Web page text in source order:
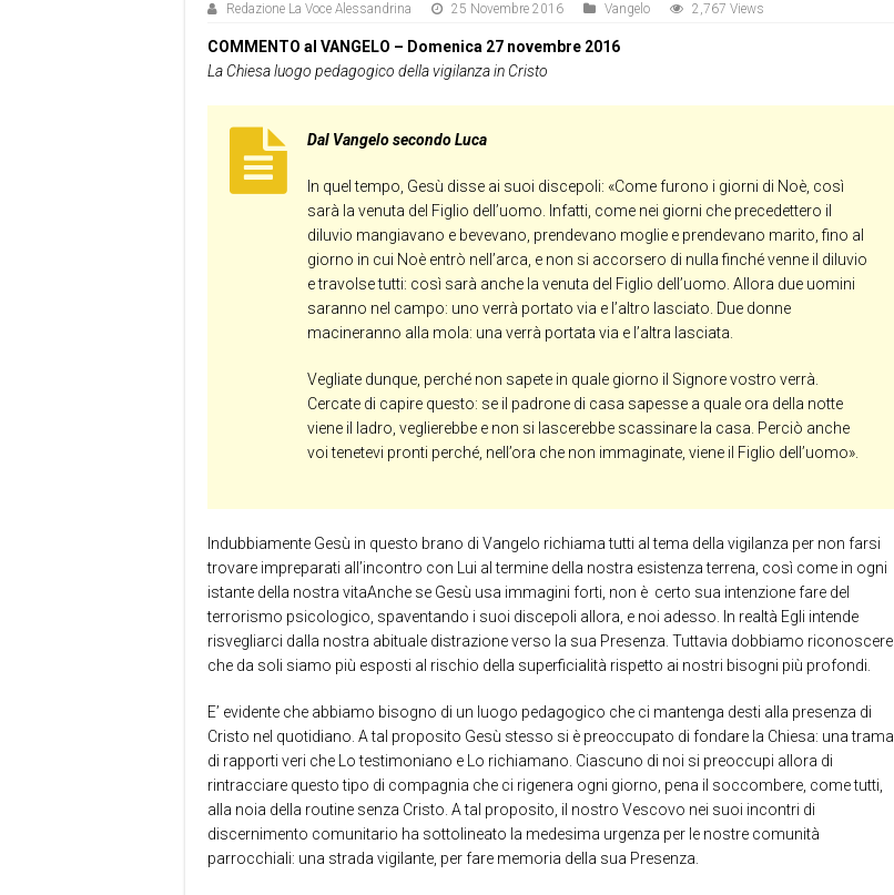
Redazione La Voce Alessandrina 25 Novembre 2016 Vangelo 2,767 Views
COMMENTO al VANGELO – Domenica 27 novembre 2016
La Chiesa luogo pedagogico della vigilanza in Cristo
Dal Vangelo secondo Luca
In quel tempo, Gesù disse ai suoi discepoli: «Come furono i giorni di Noè, così
sarà la venuta del Figlio dell’uomo. Infatti, come nei giorni che precedettero il
diluvio mangiavano e bevevano, prendevano moglie e prendevano marito, fino al
giorno in cui Noè entrò nell’arca, e non si accorsero di nulla finché venne il diluvio
e travolse tutti: così sarà anche la venuta del Figlio dell’uomo. Allora due uomini
saranno nel campo: uno verrà portato via e l’altro lasciato. Due donne
macineranno alla mola: una verrà portata via e l’altra lasciata.
Vegliate dunque, perché non sapete in quale giorno il Signore vostro verrà.
Cercate di capire questo: se il padrone di casa sapesse a quale ora della notte
viene il ladro, veglierebbe e non si lascerebbe scassinare la casa. Perciò anche
voi tenetevi pronti perché, nell’ora che non immaginate, viene il Figlio dell’uomo».
Indubbiamente Gesù in questo brano di Vangelo richiama tutti al tema della vigilanza per non farsi
trovare impreparati all’incontro con Lui al termine della nostra esistenza terrena, così come in ogni
istante della nostra vitaAnche se Gesù usa immagini forti, non è certo sua intenzione fare del
terrorismo psicologico, spaventando i suoi discepoli allora, e noi adesso. In realtà Egli intende
risvegliarci dalla nostra abituale distrazione verso la sua Presenza. Tuttavia dobbiamo riconoscere
che da soli siamo più esposti al rischio della superficialità rispetto ai nostri bisogni più profondi.
E’ evidente che abbiamo bisogno di un luogo pedagogico che ci mantenga desti alla presenza di
Cristo nel quotidiano. A tal proposito Gesù stesso si è preoccupato di fondare la Chiesa: una trama
di rapporti veri che Lo testimoniano e Lo richiamano. Ciascuno di noi si preoccupi allora di
rintracciare questo tipo di compagnia che ci rigenera ogni giorno, pena il soccombere, come tutti,
alla noia della routine senza Cristo. A tal proposito, il nostro Vescovo nei suoi incontri di
discernimento comunitario ha sottolineato la medesima urgenza per le nostre comunità
parrocchiali: una strada vigilante, per fare memoria della sua Presenza.